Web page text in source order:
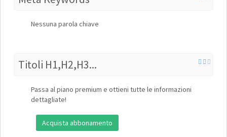
Nessuna parola chiave
Titoli H1,H2,H3...
Passa al piano premium e ottieni tutte le informazioni
dettagliate!
Acquista abbonamento